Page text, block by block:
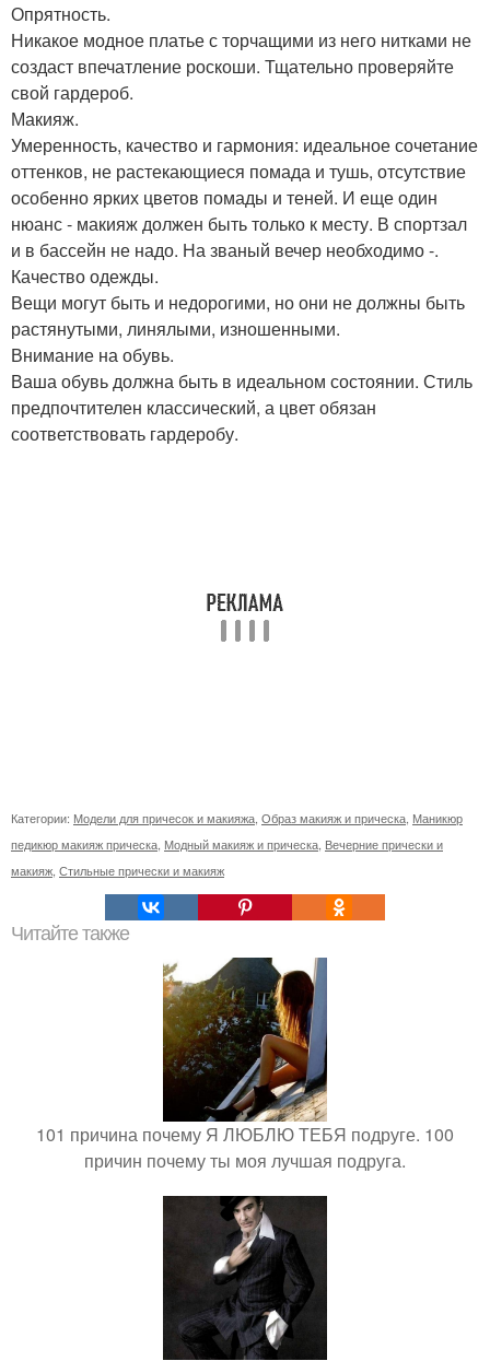
Опрятность.
Никакое модное платье с торчащими из него нитками не
создаст впечатление роскоши. Тщательно проверяйте
свой гардероб.
Макияж.
Умеренность, качество и гармония: идеальное сочетание
оттенков, не растекающиеся помада и тушь, отсутствие
особенно ярких цветов помады и теней. И еще один
нюанс - макияж должен быть только к месту. В спортзал
и в бассейн не надо. На званый вечер необходимо -.
Качество одежды.
Вещи могут быть и недорогими, но они не должны быть
растянутыми, линялыми, изношенными.
Внимание на обувь.
Ваша обувь должна быть в идеальном состоянии. Стиль
предпочтителен классический, а цвет обязан
соответствовать гардеробу.
Категории: Модели для причесок и макияжа Образ макияж и прическа Маникюр
педикюр макияж прическа Модный макияж и прическа Вечерние прически и
макияж Стильные прически и макияж
Читайте также
101 причина почему Я ЛЮБЛЮ ТЕБЯ подруге. 100
причин почему ты моя лучшая подруга.